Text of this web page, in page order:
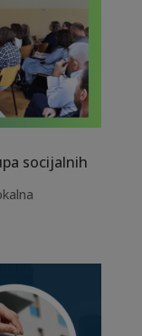
socijalnih